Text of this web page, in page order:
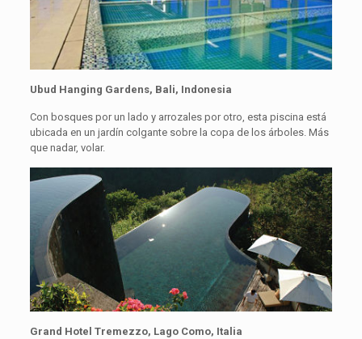
Ubud Hanging Gardens, Bali, Indonesia
Con bosques por un lado y arrozales por otro, esta piscina está
ubicada en un jardín colgante sobre la copa de los árboles. Más
que nadar, volar.
Grand Hotel Tremezzo, Lago Como, Italia